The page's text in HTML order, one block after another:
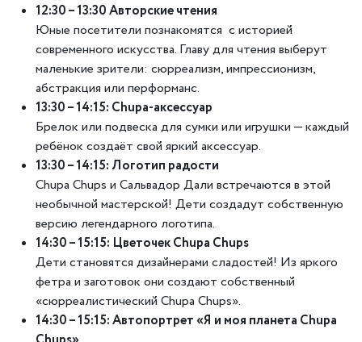
12:30 – 13:30 Авторские чтения
Юные посетители познакомятся с историей
современного искусства. Главу для чтения выберут
маленькие зрители: сюрреализм, импрессионизм,
абстракция или перформанс.
13:30 – 14:15: Chupa-аксессуар
Брелок или подвеска для сумки или игрушки — каждый
ребёнок создаёт свой яркий аксессуар.
13:30 – 14:15: Логотип радости
Chupa Chups и Сальвадор Дали встречаются в этой
необычной мастерской! Дети создадут собственную
версию легендарного логотипа.
14:30 – 15:15: Цветочек Chupa Chups
Дети становятся дизайнерами сладостей! Из яркого
фетра и заготовок они создают собственный
«сюрреалистический Chupa Chups».
14:30 – 15:15: Автопортрет «Я и моя планета Chupa